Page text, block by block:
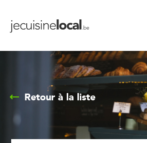
Retour à la liste